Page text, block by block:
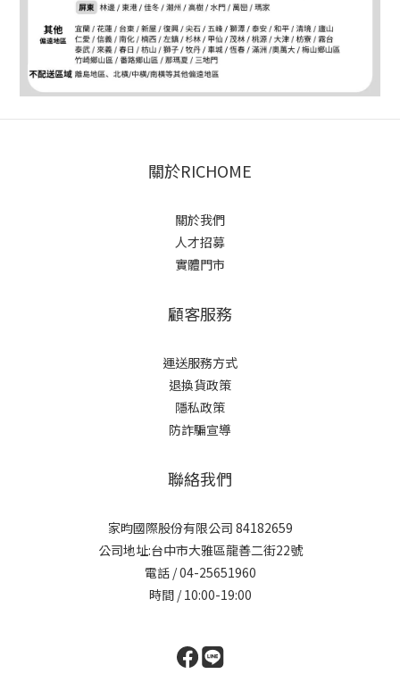
關於RICHOME
關於我們
人才招募
實體門市
顧客服務
運送服務方式
退換貨政策
隱私政策
防詐騙宣導
聯絡我們
家昀國際股份有限公司 84182659
公司地址:台中市大雅區龍善二街22號
電話 / 04-25651960
時間 / 10:00-19:00